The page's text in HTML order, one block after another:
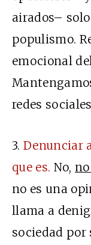
airados–
populismo.
emocional
redes
3.Denunciar
que es. No,
no es una
llama a
sociedad por